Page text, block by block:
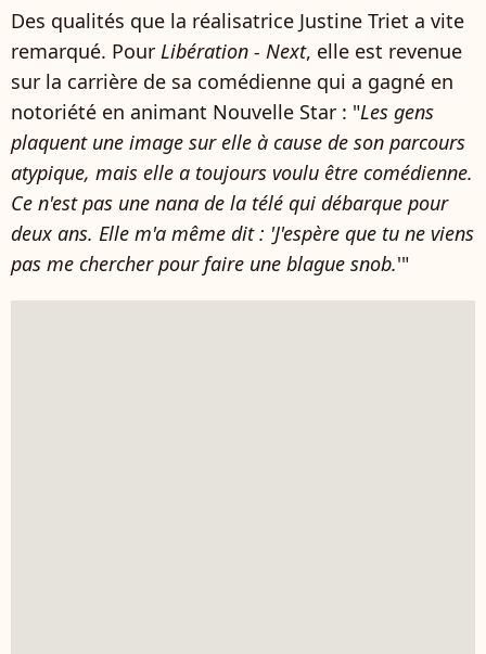
Des qualités que la réalisatrice Justine Triet a vite
remarqué. Pour Libération - Next, elle est revenue
sur la carrière de sa comédienne qui a gagné en
notoriété en animant Nouvelle Star : "Les gens
plaquent une image sur elle à cause de son parcours
atypique, mais elle a toujours voulu être comédienne.
Ce n'est pas une nana de la télé qui débarque pour
deux ans. Elle m'a même dit : 'J'espère que tu ne viens
pas me chercher pour faire une blague snob.'"